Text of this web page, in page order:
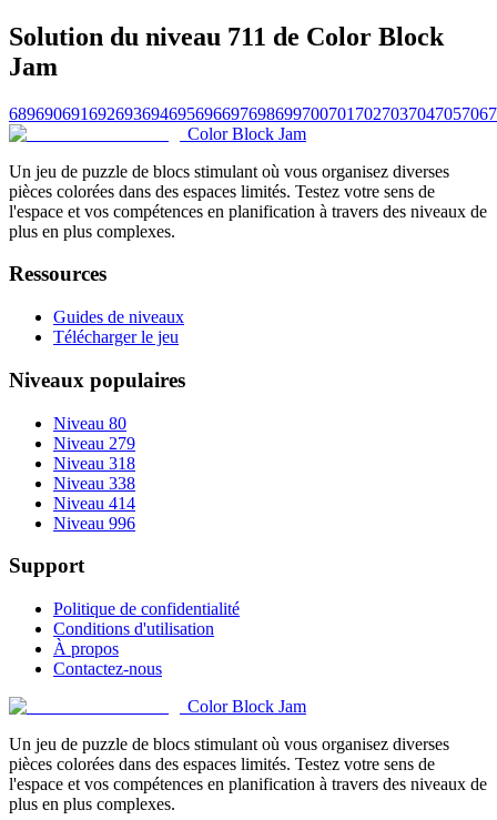
Solution du niveau 711 de Color Block
Jam
689690691692693694695696697698699700701 702703704705706
Color Block Jam
Un jeu de puzzle de blocs stimulant où vous organisez diverses
pièces colorées dans des espaces limités. Testez votre sens de
l'espace et vos compétences en planification à travers des niveaux de
plus en plus complexes.
Ressources
Guides de niveaux
Télécharger le jeu
Niveaux populaires
Niveau 80
Niveau 279
Niveau 318
Niveau 338
Niveau 414
Niveau 996
Support
Politique de confidentialité
Conditions d'utilisation
À propos
Contactez-nous
Color Block Jam
Un jeu de puzzle de blocs stimulant où vous organisez diverses
pièces colorées dans des espaces limités. Testez votre sens de
l'espace et vos compétences en planification à travers des niveaux de
plus en plus complexes.